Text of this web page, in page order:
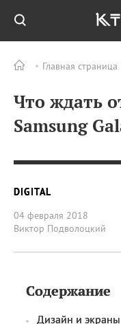
Главная страница
Что ждать
Samsung
DIGITAL
04 февраля 2018
Виктор Подволоцкий
Содержание
Дизайн и экраны